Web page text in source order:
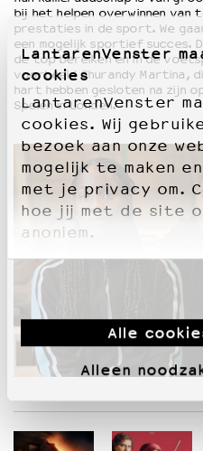
LantarenVenster
cookies
LantarenVenster
cookies. Wij
bezoek aan onze
mogelijk te maken
met je privacy om.
hoe jij met de site
anoniem.
Alle
Alleen
Ruimte voor artistieke vrijheid
bij het helpen overwinnen van
prestaties in de sport. We
een mogelijk sportief succes.
de top bereiken en in de
voorbeeld Churandy Martina,
hart hebben gesloten na zijn
Spelen in Londen.